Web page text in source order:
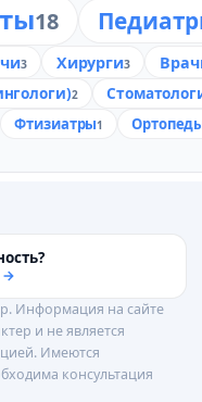
18
3 Хирурги3
2
Фтизиатры1
→
Информация на сайте
и не является
Имеются
консультация